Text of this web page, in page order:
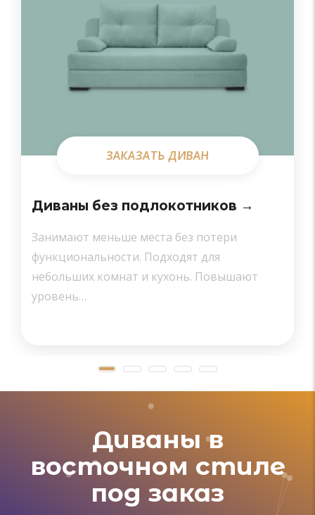
ЗАКАЗАТЬ ДИВАН
ЗАКАЗАТЬ ДИВАН
Диваны без подлокотников →
Занимают меньше места без потери
функциональности. Подходят для
небольших комнат и кухонь. Повышают
уровень…
Диваны в
восточном стиле
под заказ